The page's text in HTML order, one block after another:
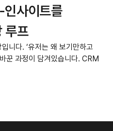
사이트를
루프
니다. ‘유저는 왜 보기만하고
꾼 과정이 담겨있습니다. CRM